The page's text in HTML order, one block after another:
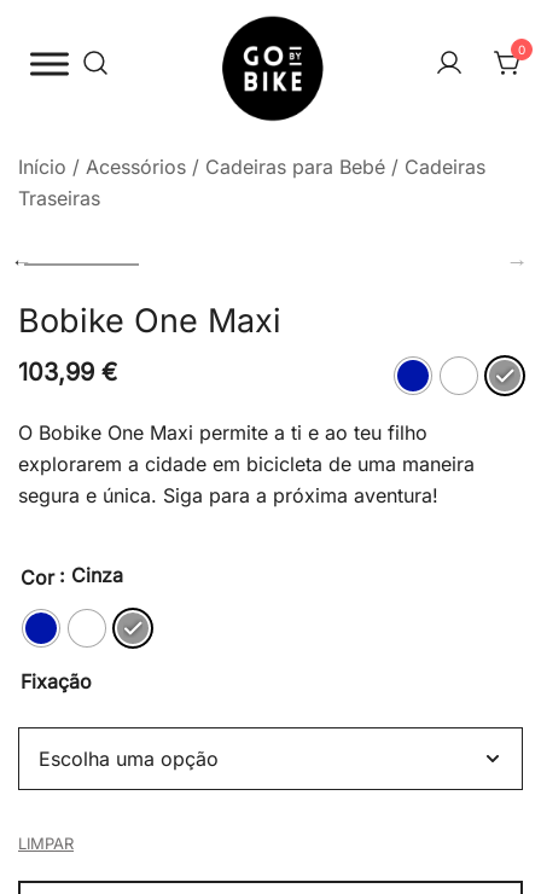
para
Go By Bike
0
Início / Acessórios / Cadeiras para Bebé / Cadeiras
Traseiras
Bobike One Maxi
103,99 €
O Bobike One Maxi permite a ti e ao teu filho
explorarem a cidade em bicicleta de uma maneira
segura e única. Siga para a próxima aventura!
Cor : Cinza
Fixação
LIMPAR